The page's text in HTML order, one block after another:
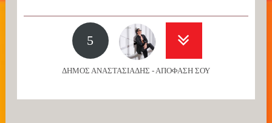
5
ΔΗΜΟΣ ΑΝΑΣΤΑΣΙΑΔΗΣ - ΑΠΟΦΑΣΗ ΣΟΥ